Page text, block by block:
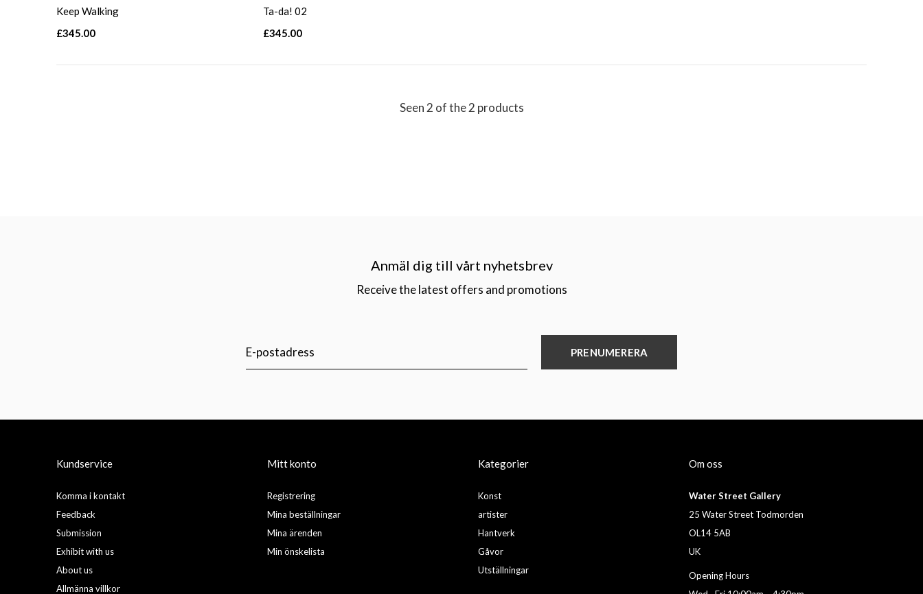
Keep Walking
£345.00
Ta-da! 02
£345.00
Seen 2 of the 2 products
Anmäl dig till vårt nyhetsbrev
Receive the latest offers and promotions
PRENUMERERA
Kundservice
Komma i kontakt
Feedback
Submission
Exhibit with us
About us
Allmänna villkor
Mitt konto
Registrering
Mina beställningar
Mina ärenden
Min önskelista
Kategorier
Konst
artister
Hantverk
Gåvor
Utställningar
Om oss
Water Street Gallery
25 Water Street Todmorden
OL14 5AB
UK
Opening Hours